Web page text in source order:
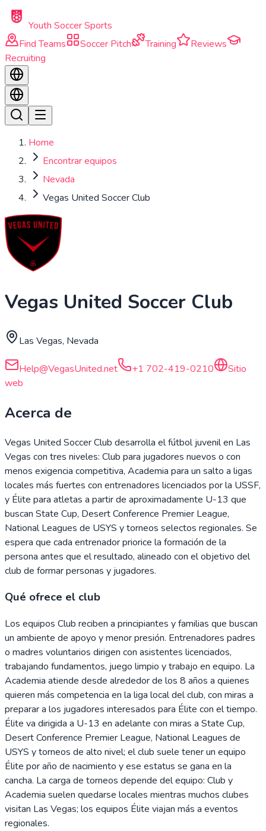
Skip to main content
Youth Soccer Sports
Find Teams
Soccer Pitch Training
Reviews
Recruiting
Home
Encontrar equipos
Nevada
Vegas United Soccer Club
Vegas United Soccer Club
Las Vegas, Nevada
Help@VegasUnited.net +1 702-419-0210
Sitio
web
Acerca de
Vegas United Soccer Club desarrolla el fútbol juvenil en Las
Vegas con tres niveles: Club para jugadores nuevos o con
menos exigencia competitiva, Academia para un salto a ligas
locales más fuertes con entrenadores licenciados por la USSF,
y Élite para atletas a partir de aproximadamente U-13 que
buscan State Cup, Desert Conference Premier League,
National Leagues de USYS y torneos selectos regionales. Se
espera que cada entrenador priorice la formación de la
persona antes que el resultado, alineado con el objetivo del
club de formar personas y jugadores.
Qué ofrece el club
Los equipos Club reciben a principiantes y familias que buscan
un ambiente de apoyo y menor presión. Entrenadores padres
o madres voluntarios dirigen con asistentes licenciados,
trabajando fundamentos, juego limpio y trabajo en equipo. La
Academia atiende desde alrededor de los 8 años a quienes
quieren más competencia en la liga local del club, con miras a
preparar a los jugadores interesados para Élite con el tiempo.
Élite va dirigida a U-13 en adelante con miras a State Cup,
Desert Conference Premier League, National Leagues de
USYS y torneos de alto nivel; el club suele tener un equipo
Élite por año de nacimiento y ese estatus se gana en la
cancha. La carga de torneos depende del equipo: Club y
Academia suelen quedarse locales mientras muchos clubes
visitan Las Vegas; los equipos Élite viajan más a eventos
regionales.